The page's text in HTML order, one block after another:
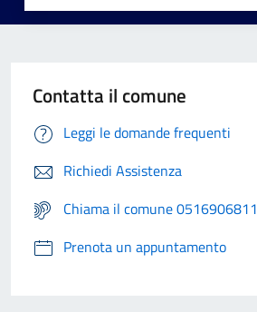
Contatta il comune
Leggi le domande frequenti
Richiedi Assistenza
Chiama il comune 0516906811
Prenota un appuntamento